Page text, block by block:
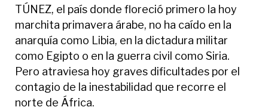
TÚNEZ, el país donde floreció primero la hoy
marchita primavera árabe, no ha caído en la
anarquía como Libia, en la dictadura militar
como Egipto o en la guerra civil como Siria.
Pero atraviesa hoy graves dificultades por el
contagio de la inestabilidad que recorre el
norte de África.